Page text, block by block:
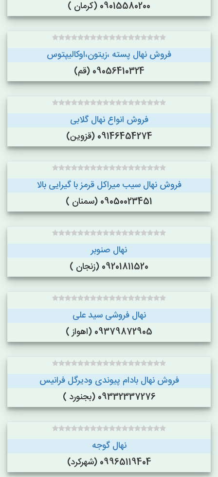
09015580200 (کرمان )
فروش نهال پسته ،زیتون،اوکالیپتوس
09056410324 (قم)
فروش انواع نهال گلابی
09146454274 (قزوین)
فروش نهال سیب میراکل قرمز با گیرایی بالا
09050023451 (سمنان )
نهال صنوبر
09201811520 (زنجان )
نهال فروشی سید علی
09379872905 (اهواز )
فروش نهال بادام پیوندی ودیرگل فرانیس
09332337276 (بجنورد )
نهال گوجه
09965119404 (شهرکرد)